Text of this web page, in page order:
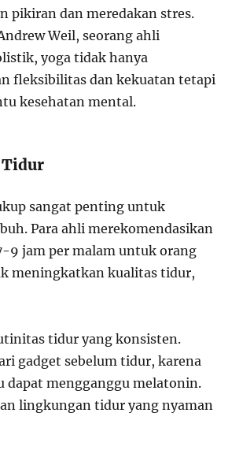
pikiran dan meredakan stres.
Weil, seorang ahli
yoga tidak hanya
fleksibilitas dan kekuatan tetapi
kesehatan mental.
Tidur
sangat penting untuk
Para ahli merekomendasikan
9 jam per malam untuk orang
meningkatkan kualitas tidur,
tidur yang konsisten.
gadget sebelum tidur, karena
dapat mengganggu melatonin.
lingkungan tidur yang nyaman